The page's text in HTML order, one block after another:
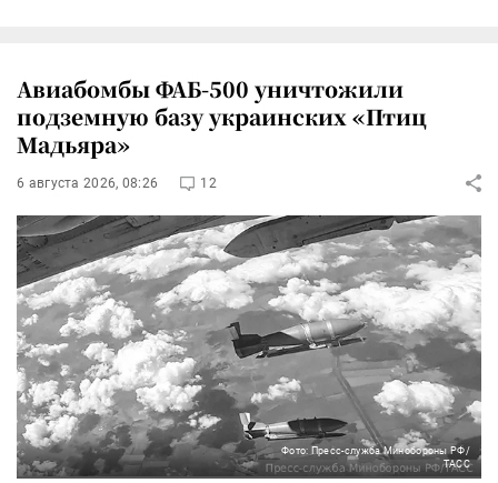
Авиабомбы ФАБ-500 уничтожили
подземную базу украинских «Птиц
Мадьяра»
6 августа 2026, 08:26 12
Фото: Пресс-служба Минобороны РФ/
ТАСС